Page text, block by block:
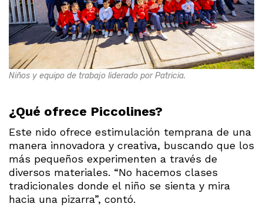
Niños y equipo de trabajo liderado por Patricia.
¿Qué ofrece Piccolines?
Este nido ofrece estimulación temprana de una
manera innovadora y creativa, buscando que los
más pequeños experimenten a través de
diversos materiales. “No hacemos clases
tradicionales donde el niño se sienta y mira
hacia una pizarra”, contó.